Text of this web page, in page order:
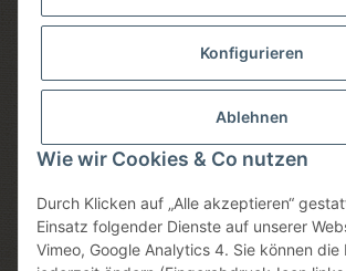
Konfigurieren
Ablehnen
Wie wir Cookies & Co nutzen
Durch Klicken auf „Alle akzeptieren“
Einsatz folgender Dienste auf unserer
Vimeo, Google Analytics 4. Sie können die
Sicheres einkaufen